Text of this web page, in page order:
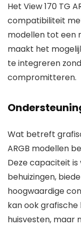
Het View 170 TG
compatibiliteit
modellen tot een
maakt het
te integreren
compromitteren.
Wat betreft
ARGB modellen
Deze capaciteit
behuizingen,
hoogwaardige
kan ook
huisvesten, maar